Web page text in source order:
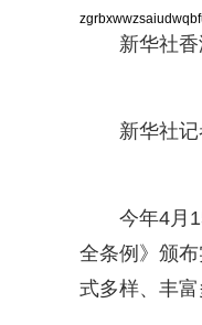
新华社
新华社
今年4月
全条例》颁
式多样、丰